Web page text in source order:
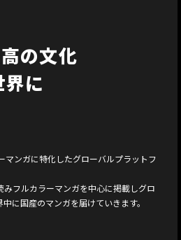
の文化
に
マンガに特化したグローバルプラットフ
フルカラーマンガを中心に掲載しグロ
に国産のマンガを届けていきます。